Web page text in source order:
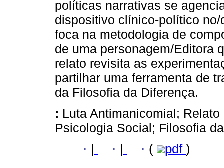
políticas narrativas se
dispositivo clínico-político
foca na metodologia de
de uma personagem/Editora
relato revisita as
partilhar uma ferramenta de
da Filosofia da Diferença.
: Luta Antimanicomial;
Psicologia Social; Filosofia
· · · ( pdf )